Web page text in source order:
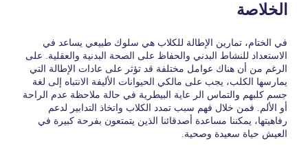
الخلاصة
في الختام، تمارين الإطالة للكلاب هي سلوك طبيعي يساعد في
الاستعداد للنشاط البدني والحفاظ على الصحة البدنية والعقلية. على
الرغم من أن هناك عوامل مختلفة قد تؤثر على عادات الإطالة التي
يمارسها الكلب، يجب على مالكي الحيوانات الأليفة الانتباه إلى لغة
جسم كلبهم والتماس الر عاية البيطرية في حالة ملاحظة عدم الراحة
أو الألم. فمن خلال فهم سبب تمدد الكلاب واتخاذ التدابير لدعم
رفاهيتها، يمكننا مساعدة أصدقائنا الذين يتمتعون بفرحة كبيرة في
العيش حياة سعيدة وصحية.